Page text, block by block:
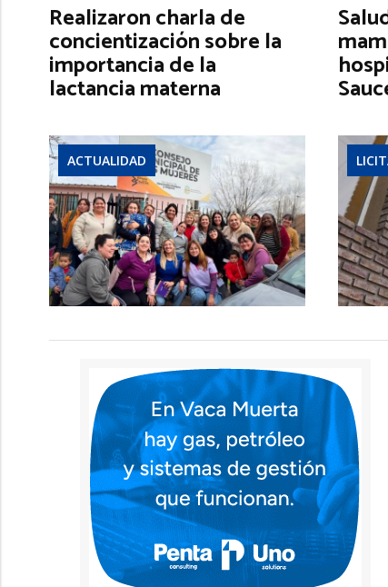
Realizaron charla de
concientización sobre la
importancia de la
lactancia materna
ACTUALIDAD